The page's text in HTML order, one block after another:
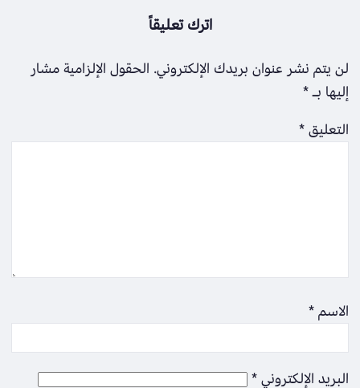
اترك تعليقاً
لن يتم نشر عنوان بريدك الإلكتروني. الحقول الإلزامية مشار
إليها بـ*
التعليق*
الاسم*
البريد الإلكتروني*